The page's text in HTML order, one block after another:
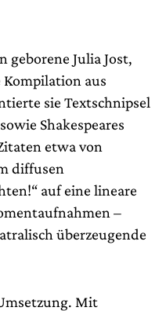
geborene Julia Jost,
Kompilation aus
sie Textschnipsel
Shakespeares
etwa von
diffusen
auf eine lineare
–
überzeugende
Mit